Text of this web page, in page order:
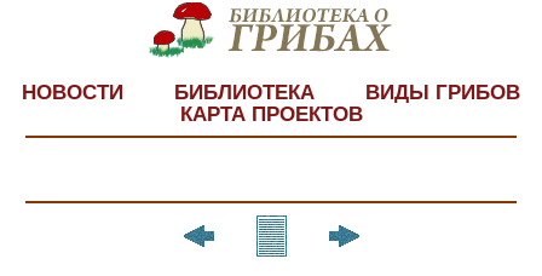
НОВОСТИ БИБЛИОТЕКА
ВИДЫ ГРИБОВ
КАРТА ПРОЕКТОВ